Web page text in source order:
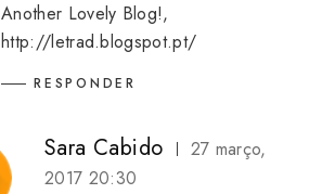
Another Lovely Blog!,
http://letrad.blogspot.pt/
RESPONDER
Sara Cabido
27 março,
2017 20:30